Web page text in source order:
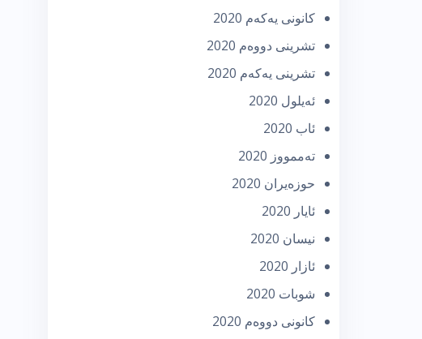
كانونی یه‌كه‌م 2020
تشرینی دووه‌م 2020
تشرینی یه‌كه‌م 2020
ئه‌یلول 2020
ئاب 2020
تەممووز 2020
حوزه‌یران 2020
ئایار 2020
نیسان 2020
ئازار 2020
شوبات 2020
كانونی دووه‌م 2020